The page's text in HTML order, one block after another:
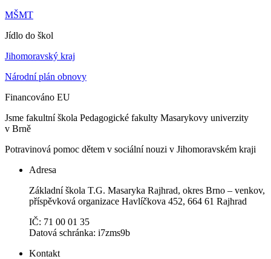
MŠMT
Jídlo do škol
Jihomoravský kraj
Národní plán obnovy
Financováno EU
Jsme fakultní škola Pedagogické fakulty Masarykovy univerzity
v Brně
Potravinová pomoc dětem v sociální nouzi v Jihomoravském kraji
Adresa
Základní škola T.G. Masaryka Rajhrad, okres Brno – venkov,
příspěvková organizace Havlíčkova 452, 664 61 Rajhrad
IČ: 71 00 01 35
Datová schránka: i7zms9b
Kontakt